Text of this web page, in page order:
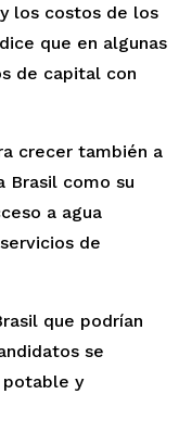
los costos de los
que en algunas
de capital con
crecer también a
Brasil como su
a agua
de
que podrían
se
potable y